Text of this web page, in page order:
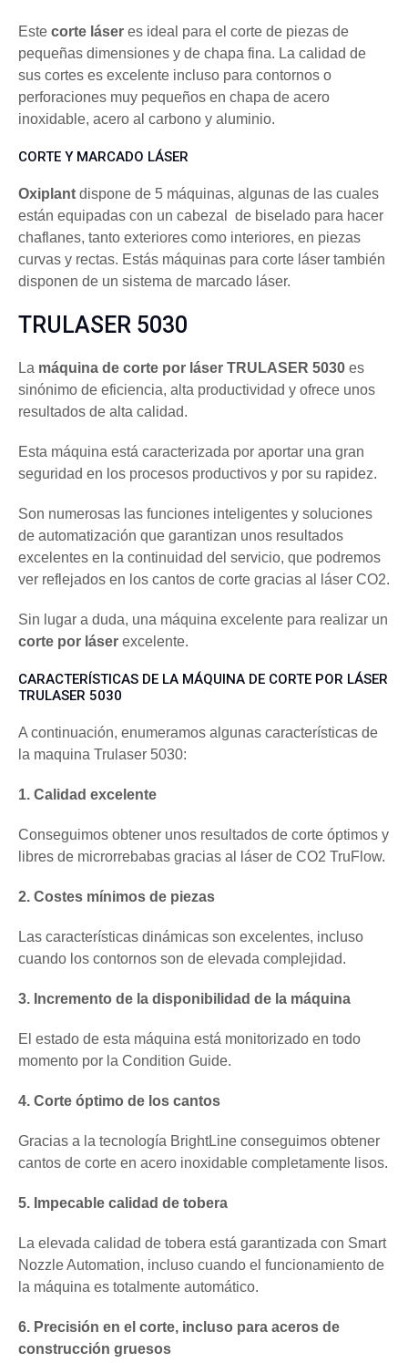
Este corte láser es ideal para el corte de piezas de
pequeñas dimensiones y de chapa fina. La calidad de
sus cortes es excelente incluso para contornos o
perforaciones muy pequeños en chapa de acero
inoxidable, acero al carbono y aluminio.
CORTE Y MARCADO LÁSER
Oxiplant dispone de 5 máquinas, algunas de las cuales
están equipadas con un cabezal de biselado para hacer
chaflanes, tanto exteriores como interiores, en piezas
curvas y rectas. Estás máquinas para corte láser también
disponen de un sistema de marcado láser.
TRULASER 5030
La máquina de corte por láser TRULASER 5030 es
sinónimo de eficiencia, alta productividad y ofrece unos
resultados de alta calidad.
Esta máquina está caracterizada por aportar una gran
seguridad en los procesos productivos y por su rapidez.
Son numerosas las funciones inteligentes y soluciones
de automatización que garantizan unos resultados
excelentes en la continuidad del servicio, que podremos
ver reflejados en los cantos de corte gracias al láser CO2.
Sin lugar a duda, una máquina excelente para realizar un
corte por láser excelente.
CARACTERÍSTICAS DE LA MÁQUINA DE CORTE POR LÁSER
TRULASER 5030
A continuación, enumeramos algunas características de
la maquina Trulaser 5030:
1. Calidad excelente
Conseguimos obtener unos resultados de corte óptimos y
libres de microrrebabas gracias al láser de CO2 TruFlow.
2. Costes mínimos de piezas
Las características dinámicas son excelentes, incluso
cuando los contornos son de elevada complejidad.
3. Incremento de la disponibilidad de la máquina
El estado de esta máquina está monitorizado en todo
momento por la Condition Guide.
4. Corte óptimo de los cantos
Gracias a la tecnología BrightLine conseguimos obtener
cantos de corte en acero inoxidable completamente lisos.
5. Impecable calidad de tobera
La elevada calidad de tobera está garantizada con Smart
Nozzle Automation, incluso cuando el funcionamiento de
la máquina es totalmente automático.
6. Precisión en el corte, incluso para aceros de
construcción gruesos